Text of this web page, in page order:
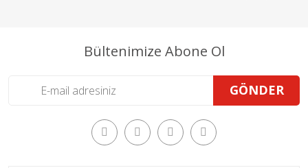
Bültenimize Abone Ol
GÖNDER